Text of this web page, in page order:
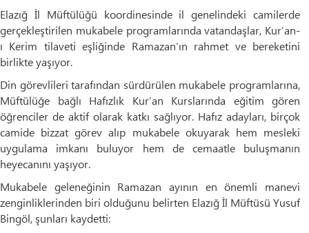
Elazığ İl Müftülüğü koordinesinde il genelindeki camilerde
gerçekleştirilen mukabele programlarında vatandaşlar, Kur’an-
ı Kerim tilaveti eşliğinde Ramazan’ın rahmet ve bereketini
birlikte yaşıyor.
Din görevlileri tarafından sürdürülen mukabele programlarına,
Müftülüğe bağlı Hafızlık Kur’an Kurslarında eğitim gören
öğrenciler de aktif olarak katkı sağlıyor. Hafız adayları, birçok
camide bizzat görev alıp mukabele okuyarak hem mesleki
uygulama imkanı buluyor hem de cemaatle buluşmanın
heyecanını yaşıyor.
Mukabele geleneğinin Ramazan ayının en önemli manevi
zenginliklerinden biri olduğunu belirten Elazığ İl Müftüsü Yusuf
Bingöl, şunları kaydetti: